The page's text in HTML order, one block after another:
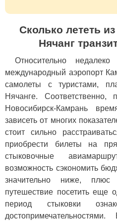
Сколько лететь
Нячанг
Относительно
международный аэропорт
самолеты с туристами,
Нячанге.
Новосибирск-Камрань
зависеть от многих
стоит сильно
приобрести билеты на
стыковочные
возможность сэкономить
значительно ниже,
путешествие посетить еще
период стыковки